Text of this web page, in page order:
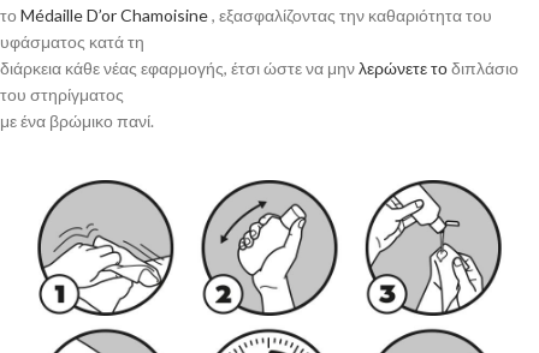
το Médaille D’or Chamoisine, εξασφαλίζοντας την καθαριότητα του
υφάσματος κατά τη
διάρκεια κάθε νέας εφαρμογής, έτσι ώστε να μηνλερώνετε τοδιπλάσιο
του στηρίγματος
με ένα βρώμικο πανί.